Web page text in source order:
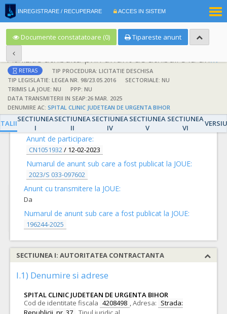
INREGISTRARE / RECUPERARE ACCES IN SISTEM
Documente constatatoare (0) Tipareste anunt
Achizitie atribuita prin anunt de atribuire la anunt de participare
RETRAS
TIP PROCEDURA: LICITATIE DESCHISA
TIP LEGISLATIE: LEGEA NR. 98/23.05.2016
SECTORIALE: NU
TRIMIS LA JOUE: NU
PPP: NU
DATA TRANSMITERII IN SEAP:26 MAR. 2025
DENUMIRE AC: SPITAL CLINIC JUDETEAN DE URGENTA BIHOR
SECTIUNEA
I
SECTIUNEA
II
SECTIUNEA
IV
SECTIUNEA
V
SECTIUNEA
VI
DETALII
Anunt de participare:
CN1051932/ 12-02-2023
Numarul de anunt sub care a fost publicat la JOUE:
2023/S 033-097602
Anunt cu transmitere la JOUE:
Da
Numarul de anunt sub care a fost publicat la JOUE:
196244-2025
SECTIUNEA I: AUTORITATEA CONTRACTANTA
I.1) Denumire si adrese
SPITAL CLINIC JUDETEAN DE URGENTA BIHOR
Cod de identitate fiscala 4208498 ,Adresa: Strada: